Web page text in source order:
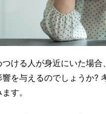
ける人が身近にいた場合
を与えるのでしょうか?
す。